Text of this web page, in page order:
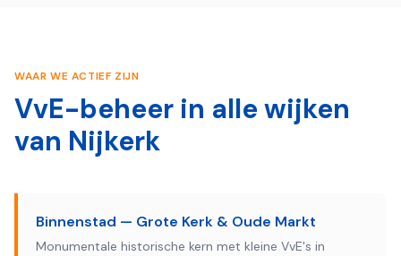
WAAR WE ACTIEF ZIJN
VvE-beheer in alle wijken
van Nijkerk
Binnenstad — Grote Kerk & Oude Markt
Monumentale historische kern met kleine VvE's in